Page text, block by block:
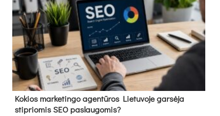
Kokios marketingo agentūros Lietuvoje garsėja
stipriomis SEO paslaugomis?